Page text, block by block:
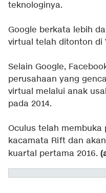
teknologinya.
Google berkata lebih
virtual telah ditonton di
Selain Google,
perusahaan yang
virtual melalui anak
pada 2014.
Oculus telah
kacamata Rift dan
kuartal pertama 2016.